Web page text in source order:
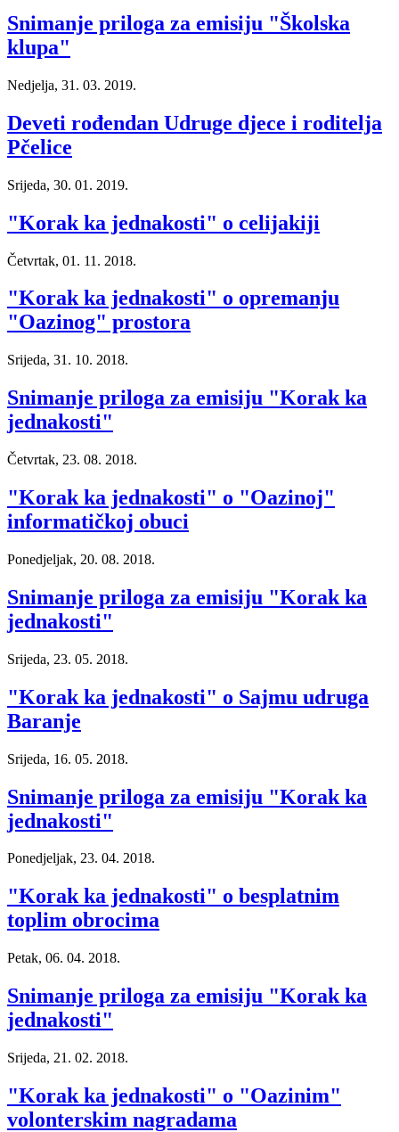
Snimanje priloga za emisiju "Školska
klupa"
Nedjelja, 31. 03. 2019.
Deveti rođendan Udruge djece i roditelja
Pčelice
Srijeda, 30. 01. 2019.
"Korak ka jednakosti" o celijakiji
Četvrtak, 01. 11. 2018.
"Korak ka jednakosti" o opremanju
"Oazinog" prostora
Srijeda, 31. 10. 2018.
Snimanje priloga za emisiju "Korak ka
jednakosti"
Četvrtak, 23. 08. 2018.
"Korak ka jednakosti" o "Oazinoj"
informatičkoj obuci
Ponedjeljak, 20. 08. 2018.
Snimanje priloga za emisiju "Korak ka
jednakosti"
Srijeda, 23. 05. 2018.
"Korak ka jednakosti" o Sajmu udruga
Baranje
Srijeda, 16. 05. 2018.
Snimanje priloga za emisiju "Korak ka
jednakosti"
Ponedjeljak, 23. 04. 2018.
"Korak ka jednakosti" o besplatnim
toplim obrocima
Petak, 06. 04. 2018.
Snimanje priloga za emisiju "Korak ka
jednakosti"
Srijeda, 21. 02. 2018.
"Korak ka jednakosti" o "Oazinim"
volonterskim nagradama